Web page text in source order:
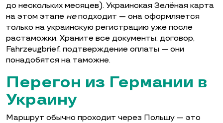
до нескольких месяцев). Украинская Зелёная карта
на этом этапе неподходит — она оформляется
только на украинскую регистрацию уже после
растаможки. Храните все документы: договор,
Fahrzeugbrief, подтверждение оплаты — они
понадобятся на таможне.
Перегон из Германии в
Украину
Маршрут обычно проходит через Польшу — это